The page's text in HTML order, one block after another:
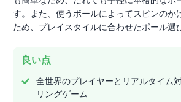
す。また、使うボールによってスピンのか
ため、プレイスタイルに合わせたボール選
良い点
全世界のプレイヤーとリアルタイム
リングゲーム